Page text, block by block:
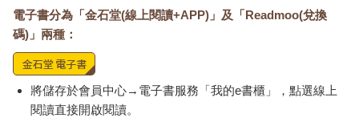
電子書分為「金石堂(線上閱讀+APP)」及「Readmoo(兌換
碼)」兩種：
將儲存於會員中心→電子書服務「我的e書櫃」，點選線上
閱讀直接開啟閱讀。